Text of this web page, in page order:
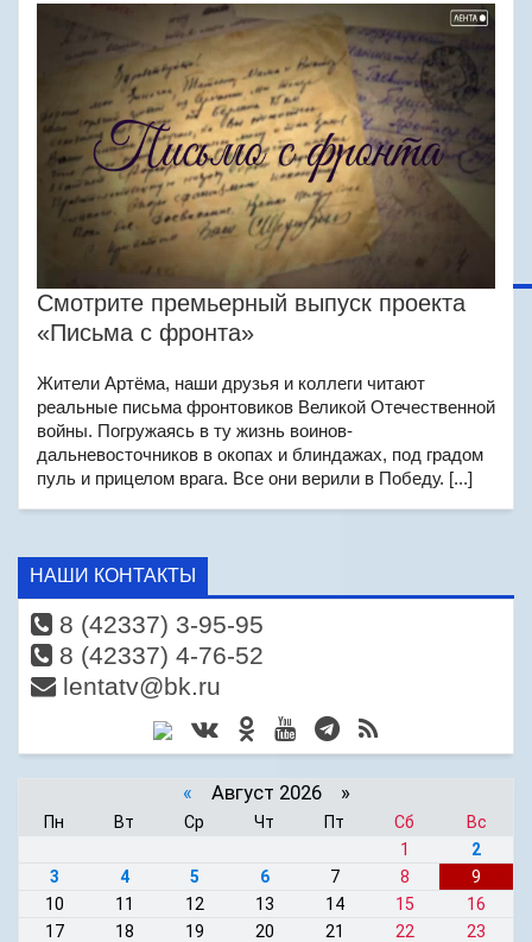
Смотрите премьерный выпуск проекта
«Письма с фронта»
Жители Артёма, наши друзья и коллеги читают
реальные письма фронтовиков Великой Отечественной
войны. Погружаясь в ту жизнь воинов-
дальневосточников в окопах и блиндажах, под градом
пуль и прицелом врага. Все они верили в Победу. [...]
НАШИ КОНТАКТЫ
8 (42337) 3-95-95
8 (42337) 4-76-52
lentatv@bk.ru
« Август 2026 »
Пн Вт Ср Чт Пт Сб
Вс
1
2
3
4 5 6 7 8
9
10
11 12 13 14 15
16
17
18 19 20 21 22
23